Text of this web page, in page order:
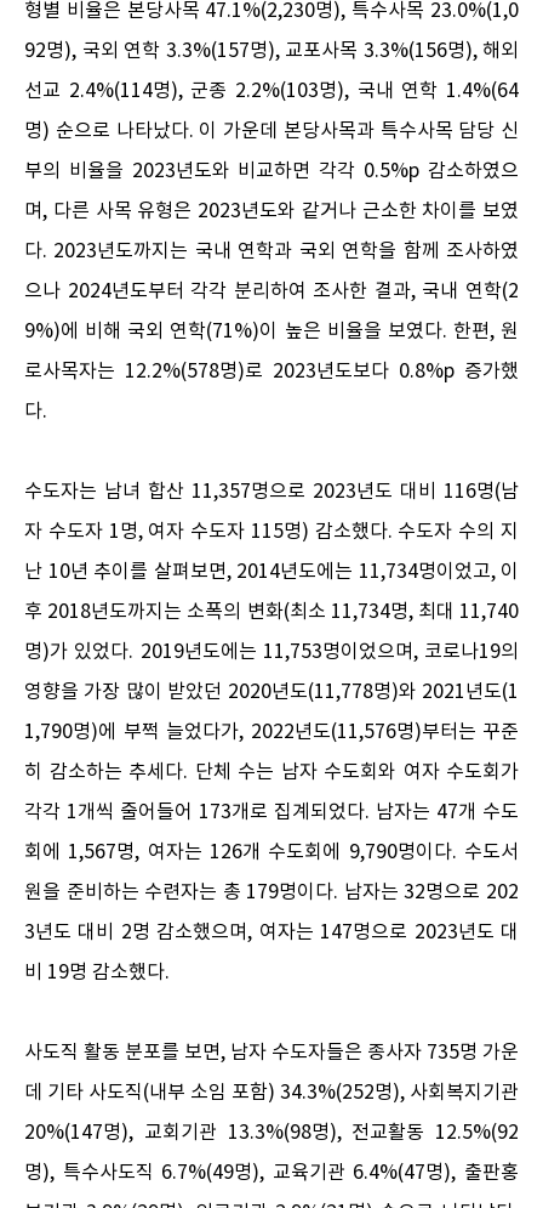
형별 비율은 본당사목 47.1%(2,230명), 특수사목 23.0%(1,0
92명), 국외 연학 3.3%(157명), 교포사목 3.3%(156명), 해외
선교 2.4%(114명), 군종 2.2%(103명), 국내 연학 1.4%(64
명) 순으로 나타났다. 이 가운데 본당사목과 특수사목 담당 신
부의 비율을 2023년도와 비교하면 각각 0.5%p 감소하였으
며, 다른 사목 유형은 2023년도와 같거나 근소한 차이를 보였
다. 2023년도까지는 국내 연학과 국외 연학을 함께 조사하였
으나 2024년도부터 각각 분리하여 조사한 결과, 국내 연학(2
9%)에 비해 국외 연학(71%)이 높은 비율을 보였다. 한편, 원
로사목자는 12.2%(578명)로 2023년도보다 0.8%p 증가했
다.
수도자는 남녀 합산 11,357명으로 2023년도 대비 116명(남
자 수도자 1명, 여자 수도자 115명) 감소했다. 수도자 수의 지
난 10년 추이를 살펴보면, 2014년도에는 11,734명이었고, 이
후 2018년도까지는 소폭의 변화(최소 11,734명, 최대 11,740
명)가 있었다. 2019년도에는 11,753명이었으며, 코로나19의
영향을 가장 많이 받았던 2020년도(11,778명)와 2021년도(1
1,790명)에 부쩍 늘었다가, 2022년도(11,576명)부터는 꾸준
히 감소하는 추세다. 단체 수는 남자 수도회와 여자 수도회가
각각 1개씩 줄어들어 173개로 집계되었다. 남자는 47개 수도
회에 1,567명, 여자는 126개 수도회에 9,790명이다. 수도서
원을 준비하는 수련자는 총 179명이다. 남자는 32명으로 202
3년도 대비 2명 감소했으며, 여자는 147명으로 2023년도 대
비 19명 감소했다.
사도직 활동 분포를 보면, 남자 수도자들은 종사자 735명 가운
데 기타 사도직(내부 소임 포함) 34.3%(252명), 사회복지기관
20%(147명), 교회기관 13.3%(98명), 전교활동 12.5%(92
명), 특수사도직 6.7%(49명), 교육기관 6.4%(47명), 출판홍